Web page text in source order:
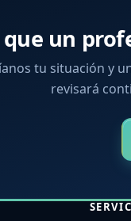
que un
tu situación y
revisará